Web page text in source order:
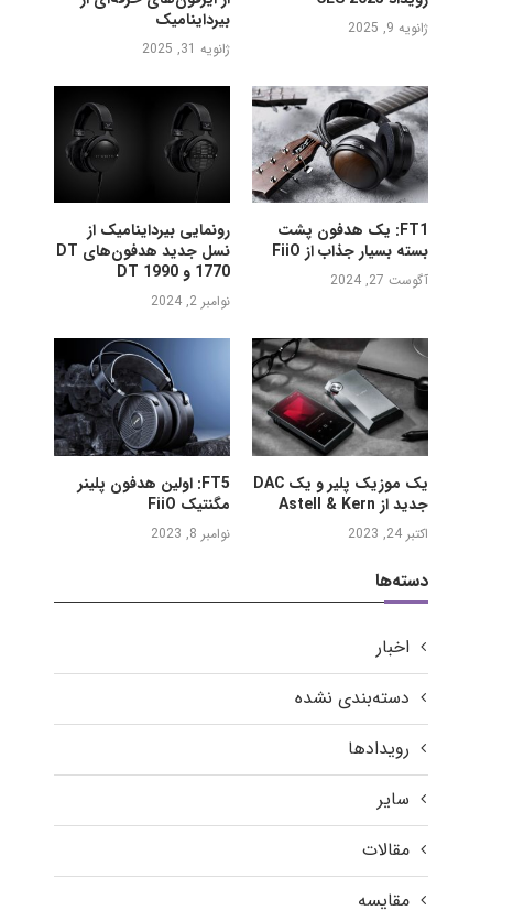
بیرداینامیک
ژانویه 31, 2025
ژانویه 9, 2025
رونمایی بیرداینامیک از
نسل جدید هدفون‌های DT
1770 و DT 1990
نوامبر 2, 2024
FT1: یک هدفون پشت
بسته بسیار جذاب از FiiO
آگوست 27, 2024
FT5: اولین هدفون پلینر
مگنتیک FiiO
نوامبر 8, 2023
یک موزیک پلیر و یک DAC
جدید از Astell & Kern
اکتبر 24, 2023
دسته‌ها
اخبار
دسته‌بندی نشده
رویدادها
سایر
مقالات
مقایسه